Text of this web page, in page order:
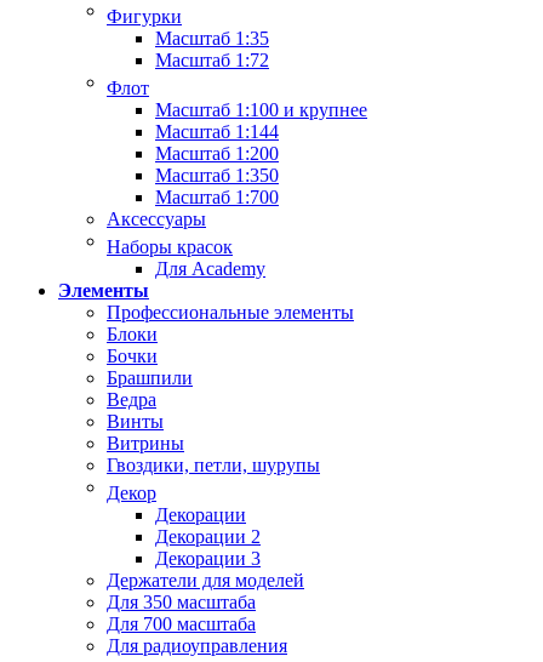
Фигурки
Масштаб 1:35
Масштаб 1:72
Флот
Масштаб 1:100 и крупнее
Масштаб 1:144
Масштаб 1:200
Масштаб 1:350
Масштаб 1:700
Аксессуары
Наборы красок
Для Academy
Элементы
Профессиональные элементы
Блоки
Бочки
Брашпили
Ведра
Винты
Витрины
Гвоздики, петли, шурупы
Декор
Декорации
Декорации 2
Декорации 3
Держатели для моделей
Для 350 масштаба
Для 700 масштаба
Для радиоуправления